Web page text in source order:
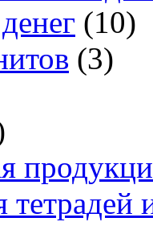
(10)
(3)